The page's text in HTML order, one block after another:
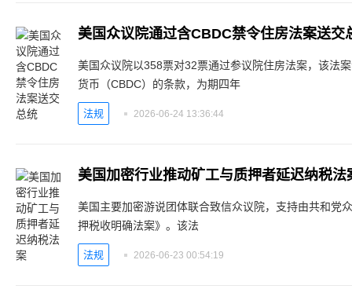
美国众议院通过含CBDC禁令住房法案送交
美国众议院以358票对32票通过参议院住房法案，该法
货币（CBDC）的条款，为期四年
法规 2026-06-24 13:36:44
美国加密行业推动矿工与质押者延迟纳税法
美国主要加密游说团体联合致信众议院，支持由共和党
押税收明确法案》。该法
法规 2026-06-23 00:54:19